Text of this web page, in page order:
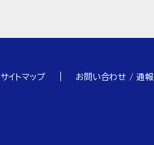
サイトマップ お問い合わせ / 通報